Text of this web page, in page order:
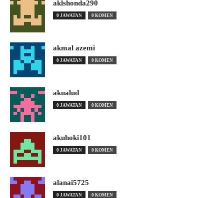
aklshonda290
0 JAWATAN 0 KOMEN
akmal azemi
0 JAWATAN 0 KOMEN
akualud
0 JAWATAN 0 KOMEN
akuhoki101
0 JAWATAN 0 KOMEN
alanai5725
0 JAWATAN 0 KOMEN